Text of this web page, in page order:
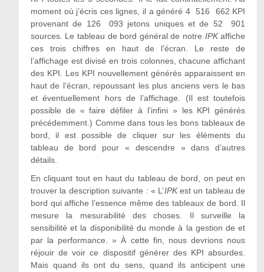
moment où j’écris ces lignes, il a généré 4 516 662 KPI
provenant de 126 093 jetons uniques et de 52 901
sources. Le tableau de bord général de notre IPKaffiche
ces trois chiffres en haut de l’écran. Le reste de
l’affichage est divisé en trois colonnes, chacune affichant
des KPI. Les KPI nouvellement générés apparaissent en
haut de l’écran, repoussant les plus anciens vers le bas
et éventuellement hors de l’affichage. (Il est toutefois
possible de « faire défiler à l’infini » les KPI générés
précédemment.) Comme dans tous les bons tableaux de
bord, il est possible de cliquer sur les éléments du
tableau de bord pour « descendre » dans d’autres
détails.
En cliquant tout en haut du tableau de bord, on peut en
trouver la description suivante : « L’IPKest un tableau de
bord qui affiche l’essence même des tableaux de bord. Il
mesure la mesurabilité des choses. Il surveille la
sensibilité et la disponibilité du monde à la gestion de et
par la performance. » À cette fin, nous devrions nous
réjouir de voir ce dispositif générer des KPI absurdes.
Mais quand ils ont du sens, quand ils anticipent une